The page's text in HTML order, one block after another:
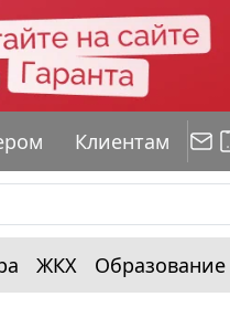
Клиентам
ЖКХ Образование